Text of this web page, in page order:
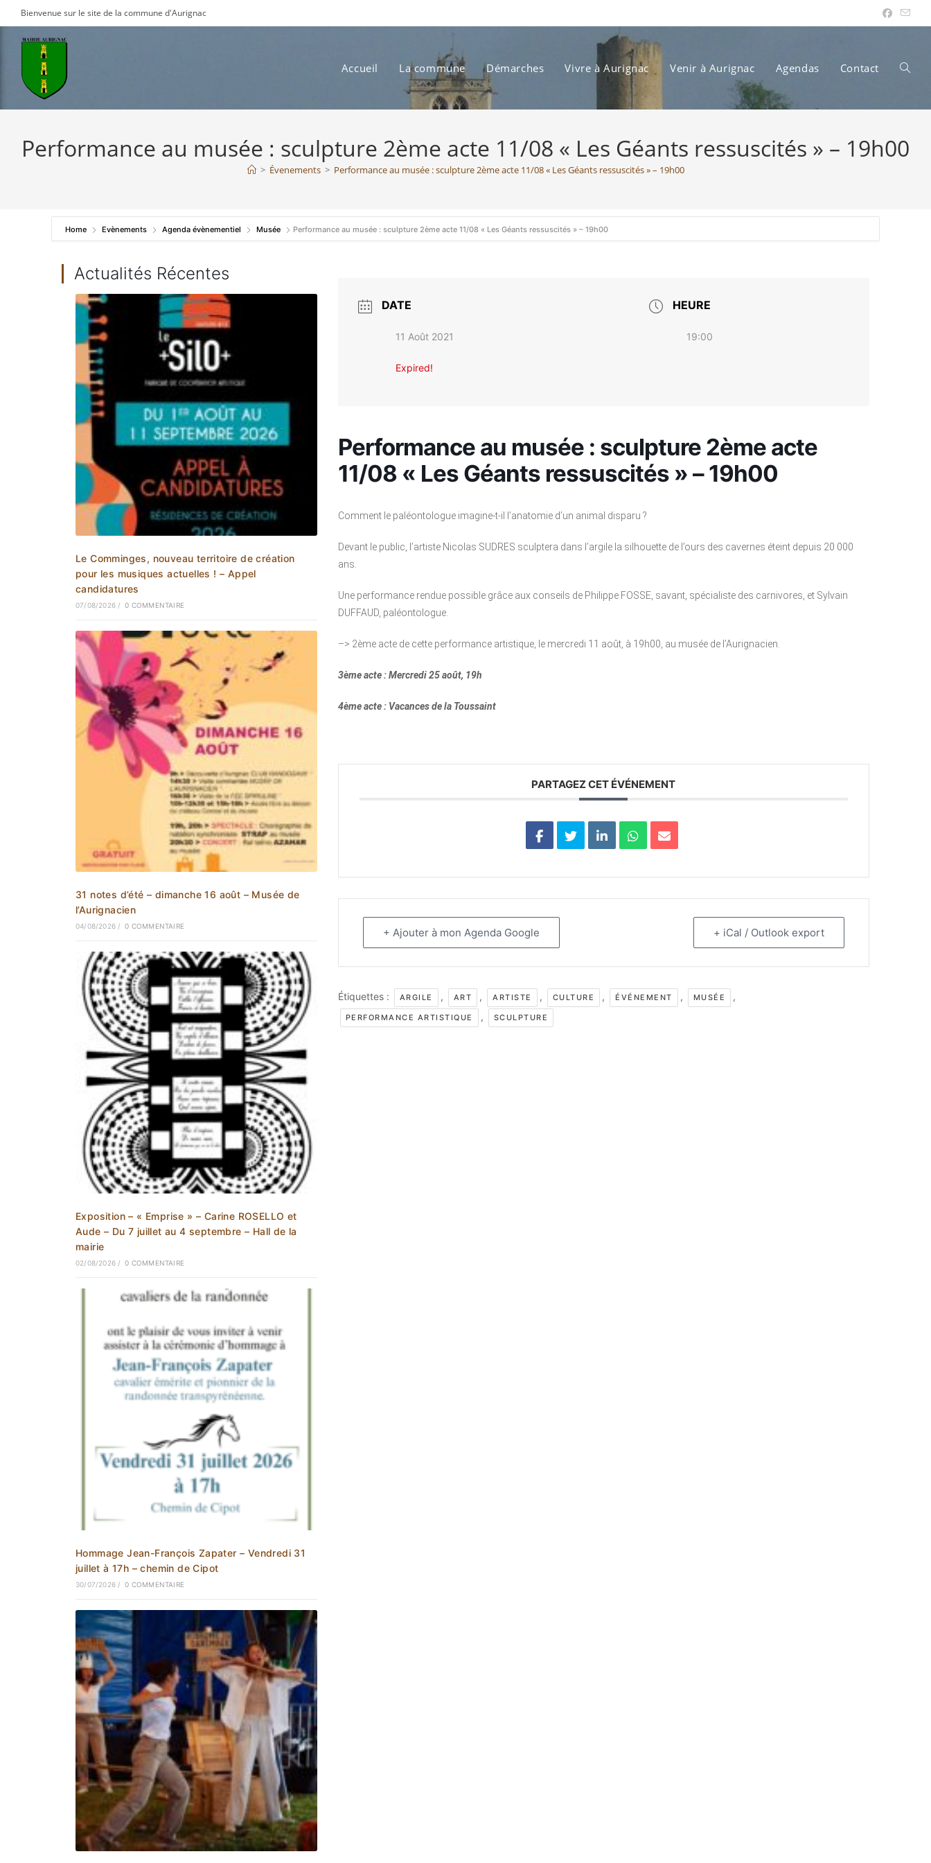
to
content
Bienvenue sur le site de la commune d'Aurignac
Accueil La commune Démarches Vivre à Aurignac Venir à Aurignac Agendas Contact Toggle
Performance au musée : sculpture 2ème acte 11/08 « Les Géants ressuscités » – 19h00
> Évenements > Performance au musée : sculpture 2ème acte 11/08 « Les Géants ressuscités » – 19h00
Home Evènements Agenda évènementiel Musée Performance au musée : sculpture 2ème acte 11/08 « Les Géants ressuscités » – 19h00
Actualités Récentes
Le Comminges, nouveau territoire de création
pour les musiques actuelles ! – Appel
candidatures
07/08/2026 / 0 COMMENTAIRE
31 notes d’été – dimanche 16 août – Musée de
l’Aurignacien
04/08/2026 / 0 COMMENTAIRE
Exposition – « Emprise » – Carine ROSELLO et
Aude – Du 7 juillet au 4 septembre – Hall de la
mairie
02/08/2026 / 0 COMMENTAIRE
Hommage Jean-François Zapater – Vendredi 31
juillet à 17h – chemin de Cipot
30/07/2026 / 0 COMMENTAIRE
DATE
11 Août 2021
Expired!
HEURE
19:00
Performance au musée : sculpture 2ème acte
11/08 « Les Géants ressuscités » – 19h00
Comment le paléontologue imagine-t-il l’anatomie d’un animal disparu ?
Devant le public, l’artiste Nicolas SUDRES sculptera dans l’argile la silhouette de l’ours des cavernes éteint depuis 20 000
ans.
Une performance rendue possible grâce aux conseils de Philippe FOSSE, savant, spécialiste des carnivores, et Sylvain
DUFFAUD, paléontologue.
–> 2ème acte de cette performance artistique, le mercredi 11 août, à 19h00, au musée de l’Aurignacien.
3ème acte : Mercredi 25 août, 19h
4ème acte : Vacances de la Toussaint
PARTAGEZ CET ÉVÉNEMENT
+ Ajouter à mon Agenda Google + iCal / Outlook export
Étiquettes : ARGILE , ART , ARTISTE , CULTURE , ÉVÉNEMENT , MUSÉE ,
PERFORMANCE ARTISTIQUE , SCULPTURE